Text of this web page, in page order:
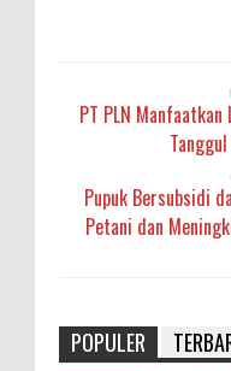
PT PLN
Pupuk Bersubsidi
Petani dan
POPULER